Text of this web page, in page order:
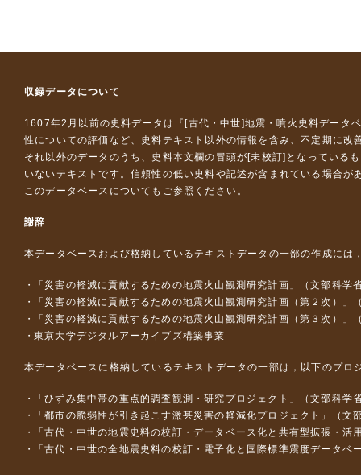
収録データについて
1607年2月以前の史料データは『 [古代・中世]地震・噴火史料データ
性についての評価など、史料テキスト以外の情報を含み、不定期に改
それ以外のデータのうち、史料本文欄の冒頭が[未校訂]となっている
いないテキストです。信頼性の低い史料や記述が含まれている場合が
このデータベースについて もご参照ください。
謝辞
本データベースおよび格納しているテキストデータの一部の作成には
「災害の軽減に貢献するための地震火山観測研究計画」（文部科学
「災害の軽減に貢献するための地震火山観測研究計画（第２次）」
「災害の軽減に貢献するための地震火山観測研究計画（第３次）」
東京大学デジタルアーカイブズ構築事業
本データベースに格納しているテキストデータの一部は，以下のプロ
「ひずみ集中帯の重点的調査観測・研究プロジェクト」（文部科
「都市の脆弱性が引き起こす激甚災害の軽減化プロジェクト」（
「古代・中世の地震史料の校訂・データベース化と共有型拡張・
「古代・中世の全地震史料の校訂・電子化と国際標準震度データ